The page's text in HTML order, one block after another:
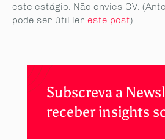
este estágio. Não envies CV.
pode ser útil ler este post)
Subscreva a
receber insights